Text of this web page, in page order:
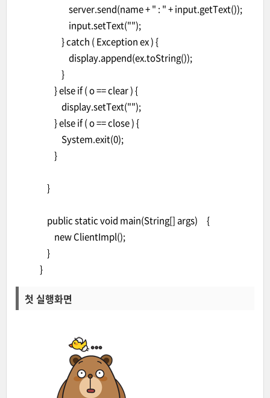
server.send(name + " : " + input.getText());
input.setText("");
} catch ( Exception ex ) {
display.append(ex.toString());
}
} else if ( o == clear ) {
display.setText("");
} else if ( o == close ) {
System.exit(0);
}
}
public static void main(String[] args) {
new ClientImpl();
}
}
첫 실행화면